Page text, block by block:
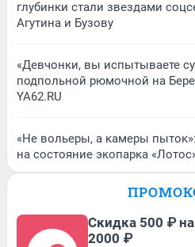
глубинки стали звездами
Агутина и Бузову
«Девчонки, вы испытываете
подпольной рюмочной на
YA62.RU
«Не вольеры, а камеры
на состояние экопарка
Скидка 500 ₽
2000 ₽